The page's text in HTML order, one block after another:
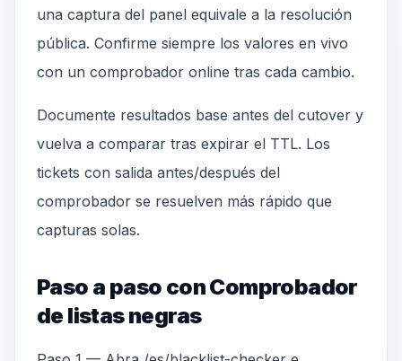
una captura del panel equivale a la resolución
pública. Confirme siempre los valores en vivo
con un comprobador online tras cada cambio.
Documente resultados base antes del cutover y
vuelva a comparar tras expirar el TTL. Los
tickets con salida antes/después del
comprobador se resuelven más rápido que
capturas solas.
Paso a paso con Comprobador
de listas negras